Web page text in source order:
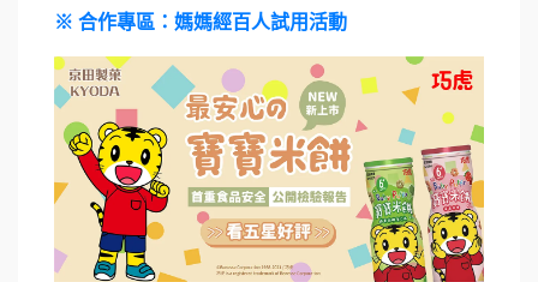
※ 合作專區：媽媽經百人試用活動